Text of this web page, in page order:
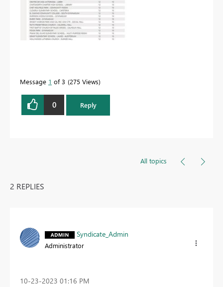
Message 1 of 3 275 Views
0 Reply
All topics
2 REPLIES
Syndicate_Admin
Administrator
‎10-23-2023 01:16 PM